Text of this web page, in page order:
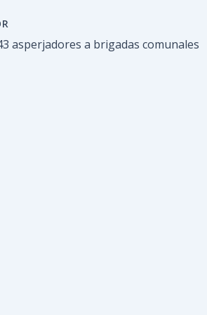
asperjadores a brigadas comunales